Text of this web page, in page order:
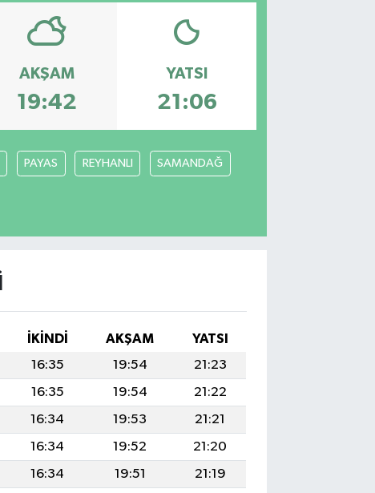
AKŞAM
19:42
YATSI
21:06
PAYAS REYHANLI SAMANDAĞ
İKINDI AKŞAM
YATSI
16:35 19:54
21:23
16:35 19:54
21:22
16:34 19:53
21:21
16:34 19:52
21:20
16:34 19:51
21:19